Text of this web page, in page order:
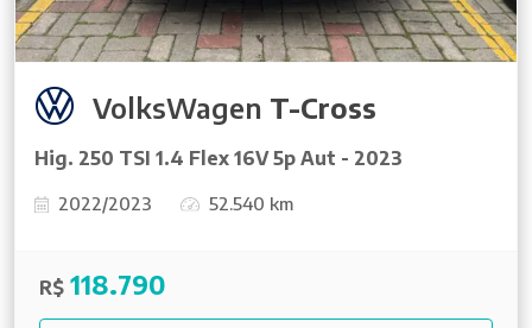
VolksWagen T-Cross
Hig. 250 TSI 1.4 Flex 16V 5p Aut - 2023
2022/2023 52.540 km
R$ 118.790